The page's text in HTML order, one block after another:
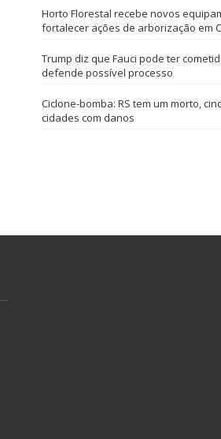
Horto Florestal recebe novos
fortalecer ações de arborização em
Trump diz que Fauci pode ter
defende possível processo
Ciclone-bomba: RS tem um morto,
cidades com danos